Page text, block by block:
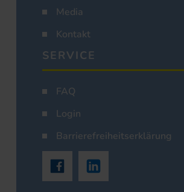
Media
Kontakt
SERVICE
FAQ
Login
Barrierefreiheitserklärung